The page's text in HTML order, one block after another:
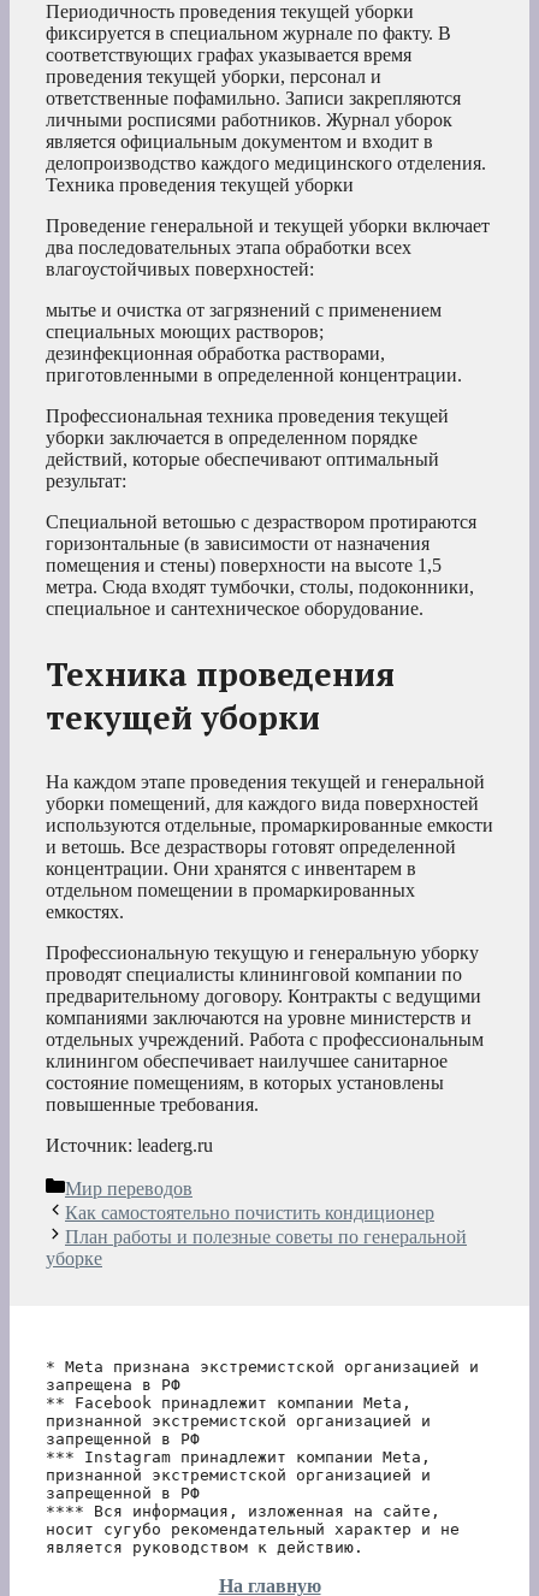
Периодичность проведения текущей уборки
фиксируется в специальном журнале по факту. В
соответствующих графах указывается время
проведения текущей уборки, персонал и
ответственные пофамильно. Записи закрепляются
личными росписями работников. Журнал уборок
является официальным документом и входит в
делопроизводство каждого медицинского отделения.
Техника проведения текущей уборки
Проведение генеральной и текущей уборки включает
два последовательных этапа обработки всех
влагоустойчивых поверхностей:
мытье и очистка от загрязнений с применением
специальных моющих растворов;
дезинфекционная обработка растворами,
приготовленными в определенной концентрации.
Профессиональная техника проведения текущей
уборки заключается в определенном порядке
действий, которые обеспечивают оптимальный
результат:
Специальной ветошью с дезраствором протираются
горизонтальные (в зависимости от назначения
помещения и стены) поверхности на высоте 1,5
метра. Сюда входят тумбочки, столы, подоконники,
специальное и сантехническое оборудование.
Техника проведения
текущей уборки
На каждом этапе проведения текущей и генеральной
уборки помещений, для каждого вида поверхностей
используются отдельные, промаркированные емкости
и ветошь. Все дезрастворы готовят определенной
концентрации. Они хранятся с инвентарем в
отдельном помещении в промаркированных
емкостях.
Профессиональную текущую и генеральную уборку
проводят специалисты клининговой компании по
предварительному договору. Контракты с ведущими
компаниями заключаются на уровне министерств и
отдельных учреждений. Работа с профессиональным
клинингом обеспечивает наилучшее санитарное
состояние помещениям, в которых установлены
повышенные требования.
Источник: leaderg.ru
Рубрики
Мир переводов
Как самостоятельно почистить кондиционер
План работы и полезные советы по генеральной
уборке
* Meta признана экстремистской организацией и
запрещена в РФ
** Facebook принадлежит компании Meta,
признанной экстремистской организацией и
запрещенной в РФ
*** Instagram принадлежит компании Meta,
признанной экстремистской организацией и
запрещенной в РФ
**** Вся информация, изложенная на сайте,
носит сугубо рекомендательный характер и не
является руководством к действию.
На главную